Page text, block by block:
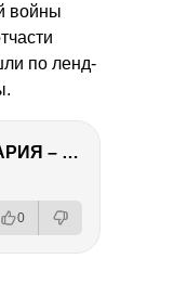
войны
по ленд-
КАБАРДИНО-БАЛКАРИЯ – ПУТЕШЕСТВИЕ НА КАВКАЗ часть 3
0